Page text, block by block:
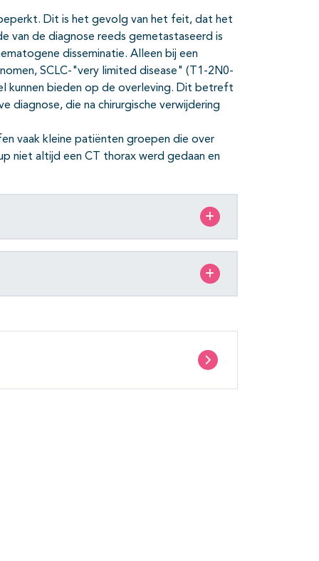
Dit is het gevolg van het feit, dat het
van de diagnose reeds gemetastaseerd is
disseminatie. Alleen bij een
SCLC-"very limited disease" (T1-2N0-
kunnen bieden op de overleving. Dit betreft
diagnose, die na chirurgische verwijdering
vaak kleine patiënten groepen die over
niet altijd een CT thorax werd gedaan en